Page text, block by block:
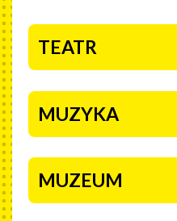
NASZE
TEATR
MUZYKA
MUZEUM